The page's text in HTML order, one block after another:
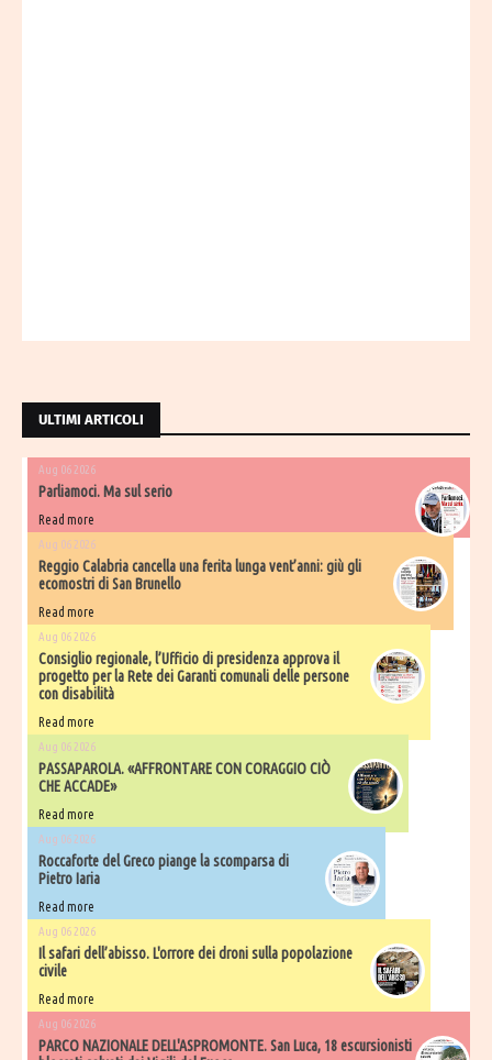
ULTIMI ARTICOLI
Aug 06 2026
Parliamoci. Ma sul serio
Read more
Aug 06 2026
Reggio Calabria cancella una ferita lunga vent’anni: giù gli
ecomostri di San Brunello
Read more
Aug 06 2026
Consiglio regionale, l’Ufficio di presidenza approva il
progetto per la Rete dei Garanti comunali delle persone
con disabilità
Read more
Aug 06 2026
PASSAPAROLA. «AFFRONTARE CON CORAGGIO CIÒ
CHE ACCADE»
Read more
Aug 06 2026
Roccaforte del Greco piange la scomparsa di
Pietro Iaria
Read more
Aug 06 2026
Il safari dell’abisso. L'orrore dei droni sulla popolazione
civile
Read more
Aug 06 2026
PARCO NAZIONALE DELL'ASPROMONTE. San Luca, 18 escursionisti